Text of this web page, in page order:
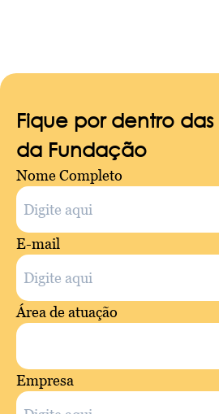
Fique por dentro
da Fundação
Nome Completo
E-mail
Área de atuação
Empresa